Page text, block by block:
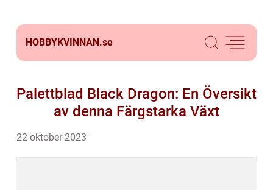
HOBBYKVINNAN.se
Palettblad Black Dragon: En Översikt
av denna Färgstarka Växt
22 oktober 2023